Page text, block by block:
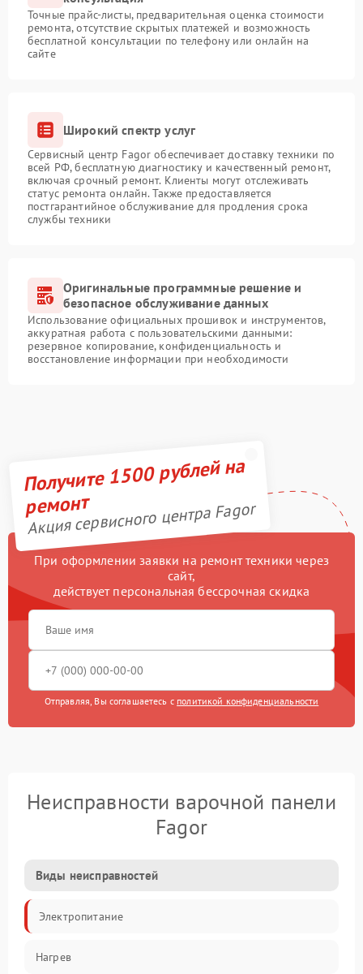
Точные прайс-листы, предварительная оценка стоимости
ремонта, отсутствие скрытых платежей и возможность
бесплатной консультации по телефону или онлайн на
сайте
Широкий спектр услуг
Сервисный центр Fagor обеспечивает доставку техники по
всей РФ, бесплатную диагностику и качественный ремонт,
включая срочный ремонт. Клиенты могут отслеживать
статус ремонта онлайн. Также предоставляется
постгарантийное обслуживание для продления срока
службы техники
Оригинальные программные решение и
безопасное обслуживание данных
Использование официальных прошивок и инструментов,
аккуратная работа с пользовательскими данными:
резервное копирование, конфиденциальность и
восстановление информации при необходимости
Получите 1500 рублей на
ремонт
Акция сервисного центра Fagor
При оформлении заявки на ремонт техники через
сайт,
действует персональная бессрочная скидка
Отправляя, Вы соглашаетесь с политикой конфиденциальности
Неисправности варочной панели
Fagor
Виды неисправностей
Электропитание
Нагрев